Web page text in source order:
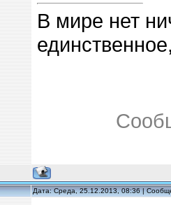
В мире нет
Дата: Среда, 25.12.2013, 08:36 |